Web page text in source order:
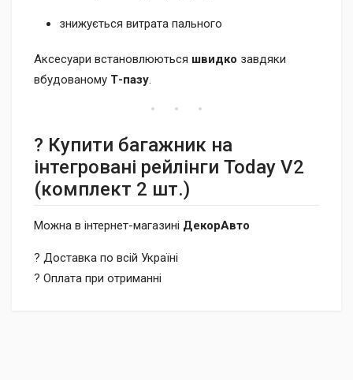
знижується витрата пального
Аксесуари встановлюються швидко завдяки
вбудованому Т-пазу.
? Купити багажник на
інтегровані рейлінги Today V2
(комплект 2 шт.)
Можна в інтернет-магазині ДекорАвто
? Доставка по всій Україні
? Оплата при отриманні